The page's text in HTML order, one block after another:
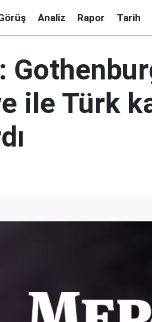
Analiz Rapor Tarih
ile Türk